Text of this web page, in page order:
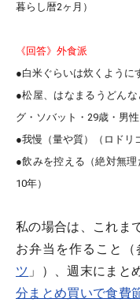
暮らし暦2ヶ月）
《回答》外食派
●白米ぐらいは炊くように
●松屋、はなまるうどんな
グ・ソバット・29歳・男
●我慢（量や質）（ロドリ
●飲みを控える（絶対無
10年）
私の場合は、これま
お弁当を作ること（
ツ 」）、週末にまと
分まとめ買いで食費